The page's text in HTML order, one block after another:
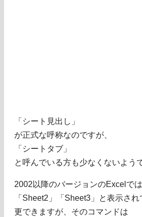
「シート見出し」
が正式な呼称なのですが、
「シートタブ」
と呼んでいる方も少なくないよう
2002以降のバージョンのExcelで
「Sheet2」「Sheet3」と表示さ
更できますが、そのコマンドは